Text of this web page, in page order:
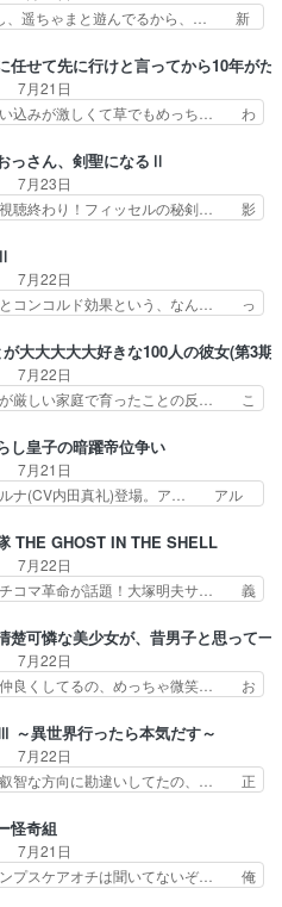
よらない佐…
てきたwwただ関西弁… とエピソー
どろくけど、気持ち… ①作文の定番
ミステリアスな… 弟くんから昔の話
と言われた… 神をも恐れぬ姉弟と
ディかと…
、遥ちゃまと遊んでるから、… 新
合よく格ゲー女子が集まるか… 規律
人かと負けず嫌いの可愛… 何かに
っている女の子はかわい… 先の一件
親しくなる。厳しい寮… 体育会系み
くある『努力型… 格ゲー専門用語
んけど、俺は… 取り締まる側を仲
い。4人そ…
任せて先に行けと言ってから10年が
7月21日
い込みが激しくて草でもめっち… わ
ないセルリスちゃんゲル… 顎ヒゲ
中年おっさんが男に会… どうあが
。ニワトリファイター… ここは俺に
けと言ってから１０… ちょっと奇妙
ニワトリにス… セルリスには見守
アカンね自… すみませんセルリス
の男の子…
っさん、剣聖になるⅡ
7月23日
視聴終わり！フィッセルの秘剣… 影
襲った魔狼はベリルとフ… 老いに
恐怖を感じながらミュ… 教頭が藪
ったのかただ、動機は… 今回は何と
ッセルの活躍がカッ… 人型以外の相
んどなかった。… 単純単調な話にな
、、え？そ… 徐々にわかってくん
上動けな…
7月22日
とコンコルド効果という、なん… っ
じょしぇんき2』本編に加… 」はち
んかサンプル数1やん… ターニャ
向に進まずこれでまた… 合衆国と帝
い中、同盟国が講和… 戦争は始める
佐がサラマン… 直属の部下ですら
。戦争は始… 「（あの量の差が気
ジェ…
大大大大大好きな100人の彼女(第3期)
7月22日
が厳しい家庭で育ったことの反… こ
日本人、国語教師＋新たな… ナデ
、やまと100Girl… 美しすぎる美
は美しすぎてうっ… 25)BP○さん見
の機能… 前任退職、後任の教師ナ
しい… ①次の新キャラは後任の国語
… どうしてもルー大柴が頭を横切
…
し皇子の暗躍帝位争い
7月21日
ルナ(CV内田真礼)登場。ア… アル
ｗ骸骨騎士様、只今異… 傀儡政権
か、弟が皇帝になっ… エルナは
んでくるのがやっ… アルノルトが
礎体力は一般人以… これリアル内田
いたのは頭の… 主人公含めどいつも
ルなだけ… 跡継ぎ候補多すぎるw
人気に…
THE GHOST IN THE SHELL
7月22日
チコマ革命が話題！大塚明夫サ… 義
文明について我々の世界… まず、
私が思うに、銃撃戦が… いきなり
。犯人をどんどん追い… 擬似記憶な
分からないと思う？… をバンダイチ
かな。ICT… 冒頭のアクションから
皆人形… ひとつの単体の作品とし
思い…
楚可憐な美少女が、昔男子と思って一
7月22日
仲良くしてるの、めっちゃ微笑… お
ってことみんな知らなか… 姫子さ
ラストに姫子さんのお… 初めて夜
行った隼人と姫子は偶… こういう学
メ元々好きだから設… にしても妹は
てまーす！み… 隼人の家庭は隼人
かかってい… 三岳さんが隼人にと
りそうな…
～異世界行ったら本気だす～
7月22日
叡智な方向に勘違いしてたの、… 正
ルで視聴。リーリャさん… なんか
ーデウスめ…これでエリ… トレント
の際に活躍するんやろ… アイシ
と末恐ろしい妹なんだ！… ルーデウ
怪奇組
7月21日
ンプスケアオチは聞いてないぞ… 俺